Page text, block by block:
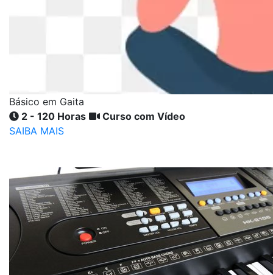
Básico em Gaita
2 - 120 Horas
Curso com Vídeo
SAIBA MAIS